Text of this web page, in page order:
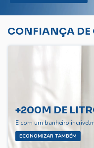
CONFIANÇA DE
+200M DE
E com um banheiro
ECONOMIZAR TAMBÉM